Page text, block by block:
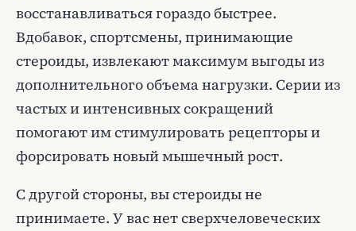
восстанавливаться гораздо быстрее.
Вдобавок, спортсмены, принимающие
стероиды, извлекают максимум выгоды из
дополнительного объема нагрузки. Серии из
частых и интенсивных сокращений
помогают им стимулировать рецепторы и
форсировать новый мышечный рост.
С другой стороны, вы стероиды не
принимаете. У вас нет сверхчеловеческих